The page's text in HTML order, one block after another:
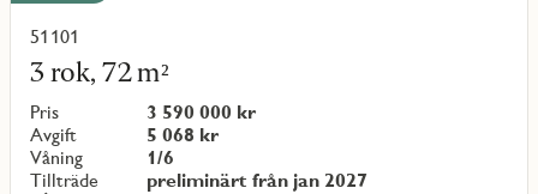
51101
3 rok, 72 m²
Pris
3 590 000 kr
Avgift
5 068 kr
Våning
1/6
Tillträde
preliminärt från jan 2027
Läs
mer
om
objekt
{objectNumber}